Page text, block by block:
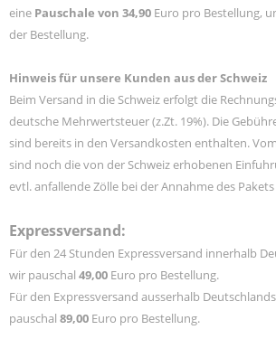
eine Pauschale von 34,90 Euro pro Bestellung,
der Bestellung.
Hinweis für unsere Kunden aus der Schweiz
Beim Versand in die Schweiz erfolgt die
deutsche Mehrwertsteuer (z.Zt. 19%). Die
sind bereits in den Versandkosten enthalten.
sind noch die von der Schweiz erhobenen
evtl. anfallende Zölle bei der Annahme des
Expressversand:
Für den 24 Stunden Expressversand innerhalb
wir pauschal 49,00 Euro pro Bestellung.
Für den Expressversand ausserhalb
pauschal 89,00 Euro pro Bestellung.